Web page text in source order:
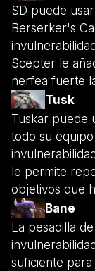
SD puede
Berserker's
Scepter le
nerfea fuerte
Tusk
Tuskar puede
todo su
le permite
objetivos que
Bane
La pesadilla
suficiente para